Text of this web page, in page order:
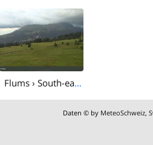
Flums › South-east: Flumserberg - Prodalp
Daten © by MeteoSchweiz,